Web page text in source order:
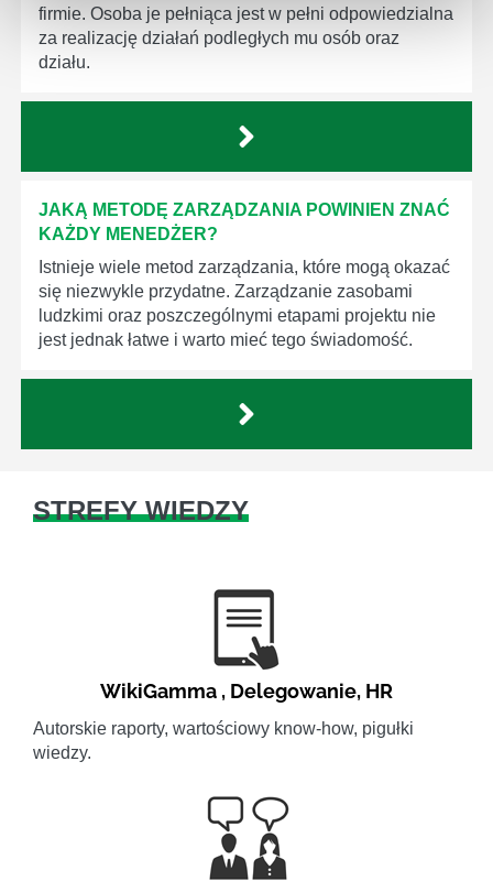
firmie. Osoba je pełniąca jest w pełni odpowiedzialna
za realizację działań podległych mu osób oraz
działu.
JAKĄ METODĘ ZARZĄDZANIA POWINIEN ZNAĆ
KAŻDY MENEDŻER?
Istnieje wiele metod zarządzania, które mogą okazać
się niezwykle przydatne. Zarządzanie zasobami
ludzkimi oraz poszczególnymi etapami projektu nie
jest jednak łatwe i warto mieć tego świadomość.
STREFY WIEDZY
WikiGamma , Delegowanie, HR
Autorskie raporty, wartościowy know-how, pigułki
wiedzy.